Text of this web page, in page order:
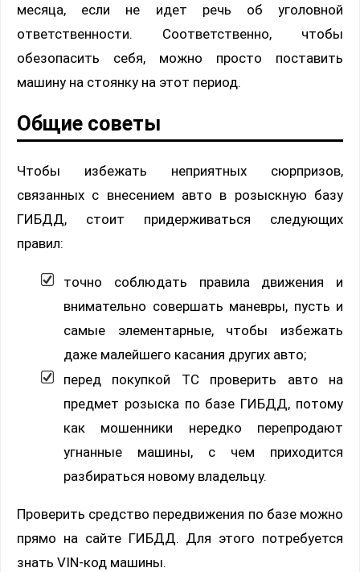
месяца, если не идет речь об уголовной
ответственности. Соответственно, чтобы
обезопасить себя, можно просто поставить
машину на стоянку на этот период.
Общие советы
Чтобы избежать неприятных сюрпризов,
связанных с внесением авто в розыскную базу
ГИБДД, стоит придерживаться следующих
правил:
точно соблюдать правила движения и
внимательно совершать маневры, пусть и
самые элементарные, чтобы избежать
даже малейшего касания других авто;
перед покупкой ТС проверить авто на
предмет розыска по базе ГИБДД, потому
как мошенники нередко перепродают
угнанные машины, с чем приходится
разбираться новому владельцу.
Проверить средство передвижения по базе можно
прямо на сайте ГИБДД. Для этого потребуется
знать VIN-код машины.